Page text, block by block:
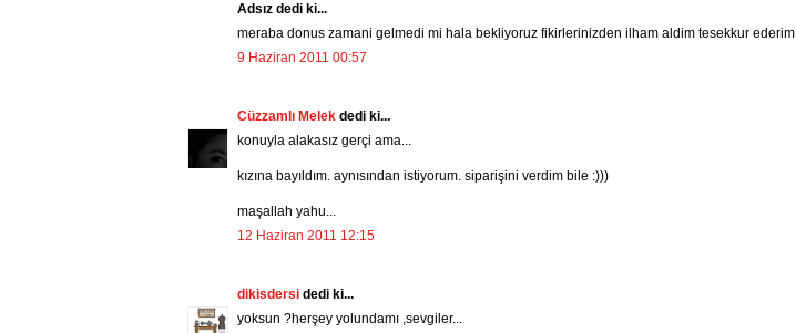
Adsız dedi ki...
meraba donus zamani gelmedi mi hala bekliyoruz fikirlerinizden ilham aldim tesekkur ederim
9 Haziran 2011 00:57
Cüzzamlı Melek dedi ki...
konuyla alakasız gerçi ama...
kızına bayıldım. aynısından istiyorum. siparişini verdim bile :)))
maşallah yahu...
12 Haziran 2011 12:15
dikisdersi dedi ki...
yoksun ?herşey yolundamı ,sevgiler...